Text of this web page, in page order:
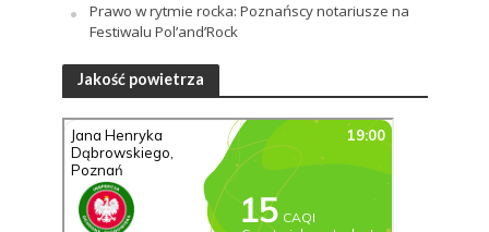
Prawo w rytmie rocka: Poznańscy notariusze na
Festiwalu Pol’and’Rock
Jakość powietrza